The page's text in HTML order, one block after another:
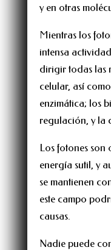
y en otras
Mientras los
intensa
dirigir todas las
celular, así
enzimática; los
regulación, y la
Los fotones
energía sutil, y
se mantienen
este campo
causas.
Nadie puede